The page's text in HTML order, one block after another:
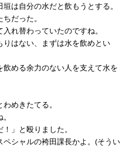
は自分の水だと飲もうとする。
だった。
れ替わっていたのですね。
はない、まずは水を飲めとい
める余力のない人を支えて水を
めきたてる。
」と殴りました。
シャルの袴田課長かよ。(そうい